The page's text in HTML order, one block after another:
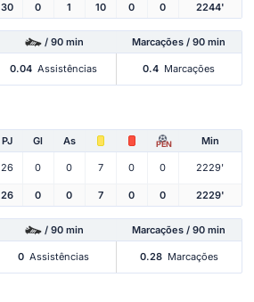
30 0 1 10 0 0 2244'
/ 90 min Marcações / 90 min
0.04 Assistências 0.4 Marcações
PJ Gl As PEN Min
26 0 0 7 0 0 2229'
26 0 0 7 0 0 2229'
/ 90 min Marcações / 90 min
0 Assistências 0.28 Marcações